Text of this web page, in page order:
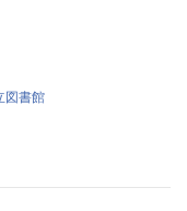
図書館